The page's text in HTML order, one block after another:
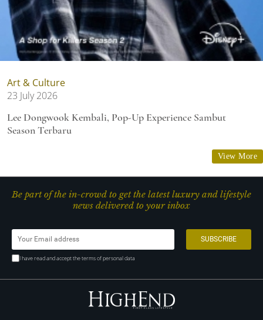
Art & Culture
23 July 2026
Lee Dongwook Kembali, Pop-Up Experience Sambut
Season Terbaru
View More
Be part of the in-crowd to get the latest luxury and lifestyle
news delivered to your inbox
I have read and accept the terms of personal data